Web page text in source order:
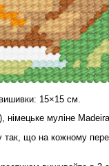
15×15 см.
муліне
що на кожному